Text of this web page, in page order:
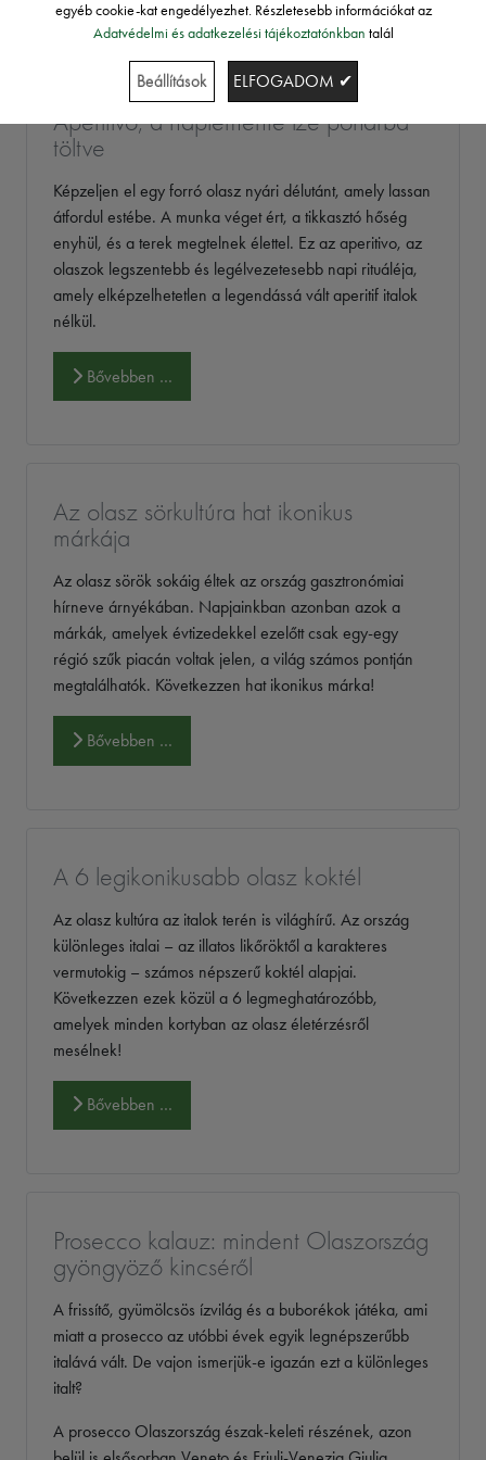
Aperitivo, a naplemente íze pohárba
töltve
Képzeljen el egy forró olasz nyári délutánt, amely lassan
átfordul estébe. A munka véget ért, a tikkasztó hőség
enyhül, és a terek megtelnek élettel. Ez az aperitivo, az
olaszok legszentebb és legélvezetesebb napi rituáléja,
amely elképzelhetetlen a legendássá vált aperitif italok
nélkül.
Bővebben …
Az olasz sörkultúra hat ikonikus
márkája
Az olasz sörök sokáig éltek az ország gasztronómiai
hírneve árnyékában. Napjainkban azonban azok a
márkák, amelyek évtizedekkel ezelőtt csak egy-egy
régió szűk piacán voltak jelen, a világ számos pontján
megtalálhatók. Következzen hat ikonikus márka!
Bővebben …
A 6 legikonikusabb olasz koktél
Az olasz kultúra az italok terén is világhírű. Az ország
különleges italai – az illatos likőröktől a karakteres
vermutokig – számos népszerű koktél alapjai.
Következzen ezek közül a 6 legmeghatározóbb,
amelyek minden kortyban az olasz életérzésről
mesélnek!
Bővebben …
Prosecco kalauz: mindent Olaszország
gyöngyöző kincséről
A frissítő, gyümölcsös ízvilág és a buborékok játéka, ami
miatt a prosecco az utóbbi évek egyik legnépszerűbb
italává vált. De vajon ismerjük-e igazán ezt a különleges
italt?
A prosecco Olaszország észak-keleti részének, azon
egyéb cookie-kat engedélyezhet. Részletesebb információkat az
Adatvédelmi és adatkezelési tájékoztatónkban talál
Beállítások ELFOGADOM ✔